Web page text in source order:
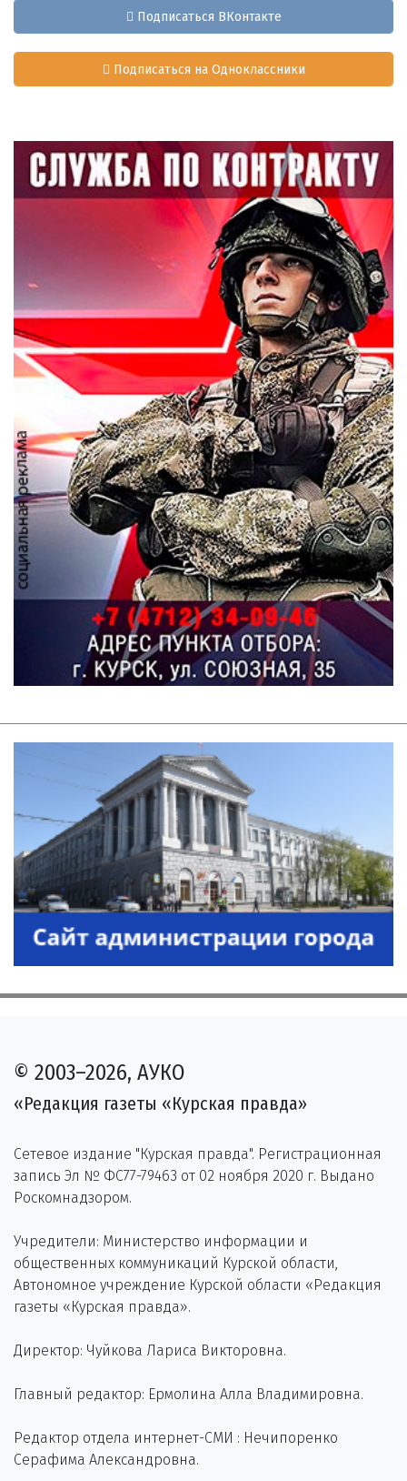
Подписаться ВКонтакте
Подписаться на Одноклассники
© 2003–2026, АУКО
«Редакция газеты «Курская правда»
Сетевое издание "Курская правда". Регистрационная
запись Эл № ФС77-79463 от 02 ноября 2020 г. Выдано
Роскомнадзором.
Учредители: Министерство информации и
общественных коммуникаций Курской области,
Автономное учреждение Курской области «Редакция
газеты «Курская правда».
Директор: Чуйкова Лариса Викторовна.
Главный редактор: Ермолина Алла Владимировна.
Редактор отдела интернет-СМИ : Нечипоренко
Серафима Александровна.